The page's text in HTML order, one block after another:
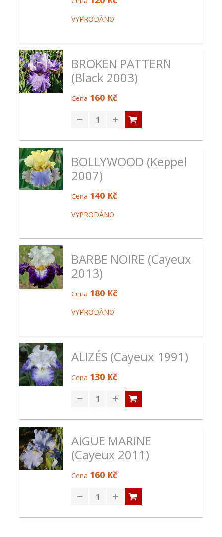
VYPRODÁNO
BROKEN PATTERN
(Black 2003)
Cena 160 Kč
BOLLYWOOD (Keppel
2007)
Cena 140 Kč
VYPRODÁNO
BARBE NOIRE (Cayeux
2013)
Cena 180 Kč
VYPRODÁNO
ALIZÉS (Cayeux 1991)
Cena 130 Kč
AIGUE MARINE
(Cayeux 2011)
Cena 160 Kč